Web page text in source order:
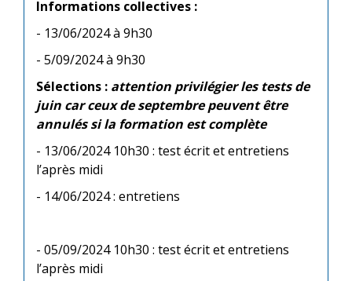
Informations collectives :
- 13/06/2024 à 9h30
- 5/09/2024 à 9h30
Sélections : attention privilégier les tests de
juin car ceux de septembre peuvent être
annulés si la formation est complète
- 13/06/2024 10h30 : test écrit et entretiens
l’après midi
- 14/06/2024 : entretiens
- 05/09/2024 10h30 : test écrit et entretiens
l’après midi